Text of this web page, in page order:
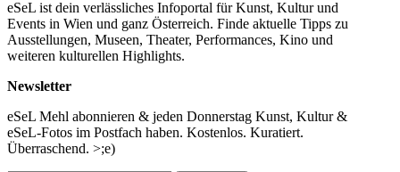
eSeL ist dein verlässliches Infoportal für Kunst, Kultur und
Events in Wien und ganz Österreich. Finde aktuelle Tipps zu
Ausstellungen, Museen, Theater, Performances, Kino und
weiteren kulturellen Highlights.
Newsletter
eSeL Mehl abonnieren & jeden Donnerstag Kunst, Kultur &
eSeL-Fotos im Postfach haben. Kostenlos. Kuratiert.
Überraschend. >;e)